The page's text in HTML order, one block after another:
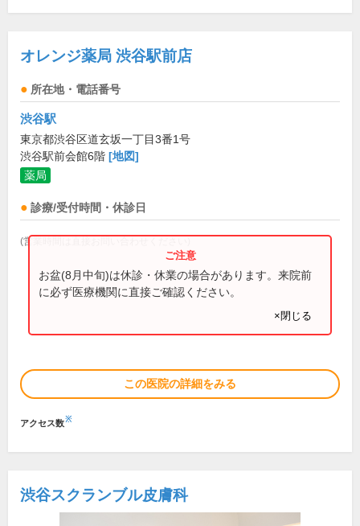
オレンジ薬局 渋谷駅前店
所在地・電話番号
渋谷駅
東京都渋谷区道玄坂一丁目3番1号
渋谷駅前会館6階 [地図]
薬局
診療/受付時間・休診日
(営業時間は直接お問い合わせください)
お盆(8月中旬)は休診・休業の場合があります。来院前
に必ず医療機関に直接ご確認ください。
×閉じる
この医院の詳細をみる
アクセス数※
渋谷スクランブル皮膚科